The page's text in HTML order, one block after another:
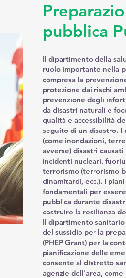
pubblica
Il dipartimento della
ruolo importante nella
compresa la
protezione dai rischi
prevenzione degli
da disastri naturali e
qualità e accessibilità
seguito di un disastro. I
(come inondazioni,
avverse) disastri
incidenti nucleari,
terrorismo (terrorismo
dinamitardi, ecc.). I
fondamentali per
pubblica durante
costruire la resilienza
Il dipartimento
del sussidio per la
(PHEP Grant) per la
pianificazione delle
consente al distretto
agenzie dell'area,